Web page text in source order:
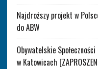
Najdroższy projekt w
do ABW
Obywatelskie
w Katowicach